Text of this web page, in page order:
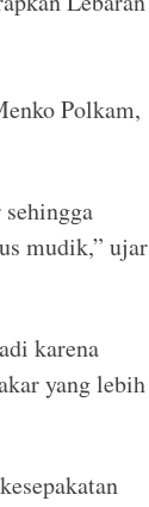
Polkam,
mudik,” ujar
karena
yang lebih